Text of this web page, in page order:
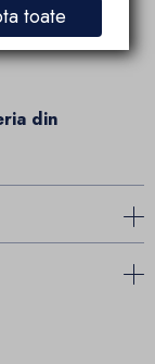
doua gauri in
din
toate